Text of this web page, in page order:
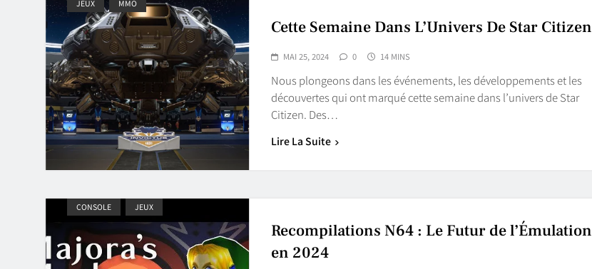
JEUX MMO
Cette Semaine Dans L’Univers De Star Citizen
MAI 25, 2024 0 14 MINS
Nous plongeons dans les événements, les développements et les
découvertes qui ont marqué cette semaine dans l’univers de Star
Citizen. Des…
Lire La Suite
CONSOLE JEUX
Recompilations N64 : Le Futur de l’Émulation
en 2024